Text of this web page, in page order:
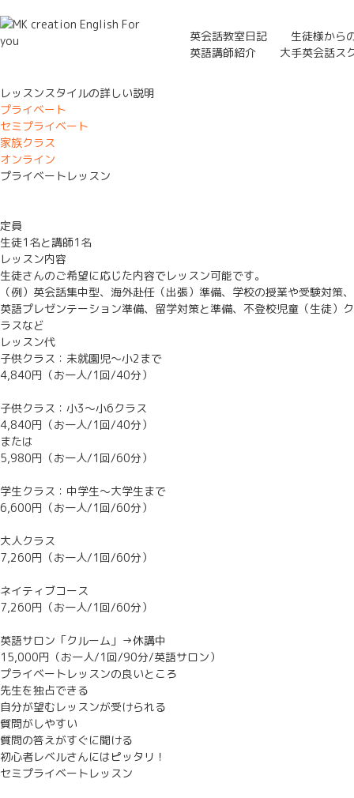
英会話教室日記
生徒様から
英語講師紹介
大手英会話ス
レッスンスタイルの詳しい説明
プライベート
セミプライベート
家族クラス
オンライン
プライベートレッスン
定員
生徒1名と講師1名
レッスン内容
生徒さんのご希望に応じた内容でレッスン可能です。
（例）英会話集中型、海外赴任（出張）準備、学校の授業や受験対策、
英語プレゼンテーション準備、留学対策と準備、不登校児童（生徒）ク
ラスなど
レッスン代
子供クラス：未就園児～小2まで
4,840円（お一人/1回/40分）
子供クラス：小3～小6クラス
4,840円（お一人/1回/40分）
または
5,980円（お一人/1回/60分）
学生クラス：中学生～大学生まで
6,600円（お一人/1回/60分）
大人クラス
7,260円（お一人/1回/60分）
ネイティブコース
7,260円（お一人/1回/60分）
英語サロン「クルーム」→休講中
15,000円（お一人/1回/90分/英語サロン）
プライベートレッスンの良いところ
先生を独占できる
自分が望むレッスンが受けられる
質問がしやすい
質問の答えがすぐに聞ける
初心者レベルさんにはピッタリ！
セミプライベートレッスン